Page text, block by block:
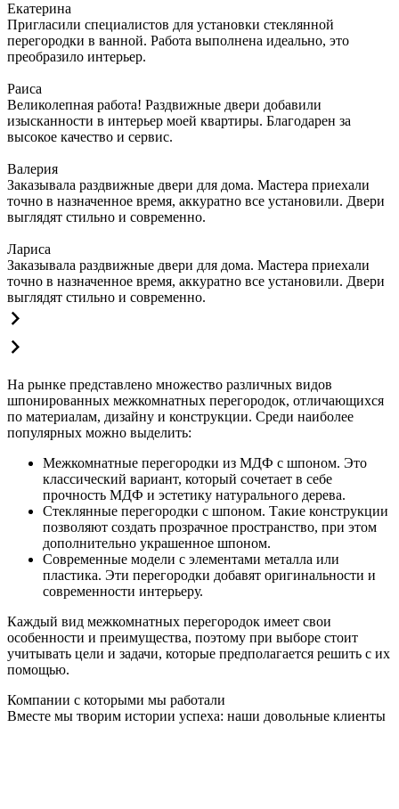
Екатерина
Пригласили специалистов для установки стеклянной
перегородки в ванной. Работа выполнена идеально, это
преобразило интерьер.
Раиса
Великолепная работа! Раздвижные двери добавили
изысканности в интерьер моей квартиры. Благодарен за
высокое качество и сервис.
Валерия
Заказывала раздвижные двери для дома. Мастера приехали
точно в назначенное время, аккуратно все установили. Двери
выглядят стильно и современно.
Лариса
Заказывала раздвижные двери для дома. Мастера приехали
точно в назначенное время, аккуратно все установили. Двери
выглядят стильно и современно.
На рынке представлено множество различных видов
шпонированных межкомнатных перегородок, отличающихся
по материалам, дизайну и конструкции. Среди наиболее
популярных можно выделить:
Межкомнатные перегородки из МДФ с шпоном. Это
классический вариант, который сочетает в себе
прочность МДФ и эстетику натурального дерева.
Стеклянные перегородки с шпоном. Такие конструкции
позволяют создать прозрачное пространство, при этом
дополнительно украшенное шпоном.
Современные модели с элементами металла или
пластика. Эти перегородки добавят оригинальности и
современности интерьеру.
Каждый вид межкомнатных перегородок имеет свои
особенности и преимущества, поэтому при выборе стоит
учитывать цели и задачи, которые предполагается решить с их
помощью.
Компании с которыми мы работали
Вместе мы творим истории успеха: наши довольные клиенты